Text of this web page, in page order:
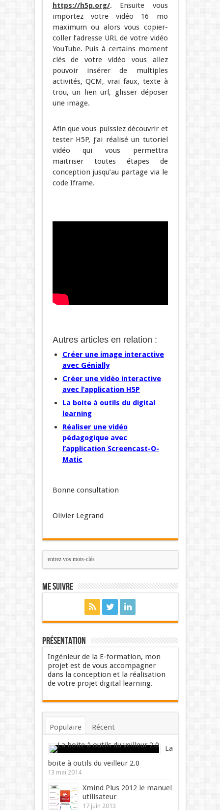
https://h5p.org/. Ensuite vous
importez votre vidéo 16 mo
maximum ou alors vous copier-
coller l’adresse URL de votre vidéo
YouTube. Puis à certains moment
clés de votre vidéo vous allez
pouvoir insérer de multiples
activités, QCM, vrai faux, texte à
trou, un lien url, glisser déposer
une image.
Afin que vous puissiez découvrir et
tester H5P, j’ai réalisé un tutoriel
vidéo qui vous permettra
maitriser toutes étapes de
conception jusqu’au partage via le
code Iframe.
Autres articles en relation :
Créer une image interactive
avec Génially
Créer une vidéo interactive
avec l’application H5P
La boite à outils du digital
learning
Réaliser une vidéo
pédagogique avec
l’application Screencast-O-
Matic
Bonne consultation
Olivier Legrand
Me suivre
Présentation
Ingénieur de la E-formation, mon
projet est de vous accompagner
dans la conception et la réalisation
de votre projet digital learning.
Populaire Récent
Commentaires Mots-clés
La
boite à outils du veilleur 2.0
13 mai 2014
Xmind Plus 2012 le manuel
utilisateur
17 juin 2013